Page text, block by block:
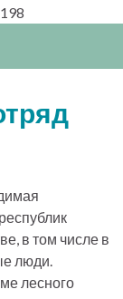
выкл
в том числе в
люди.
лесного